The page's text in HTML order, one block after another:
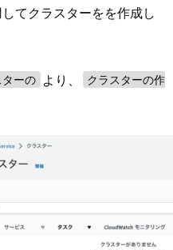
てクラスターをを作成し
ターの より、
クラスターの作